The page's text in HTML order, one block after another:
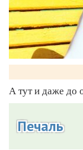
А тут и даже до
Печаль